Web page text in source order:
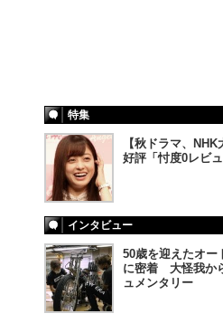
特集
【秋ドラマ、
好評「忖度0レビ
インタビュー
50歳を迎えたオー
に密着 大怪我か
ュメンタリー